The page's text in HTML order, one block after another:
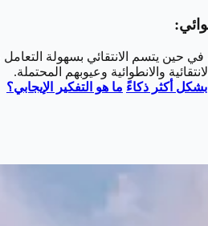
والانطوائية وعيوبهم المحتملة.
ما هو التفكير الإيجابي؟